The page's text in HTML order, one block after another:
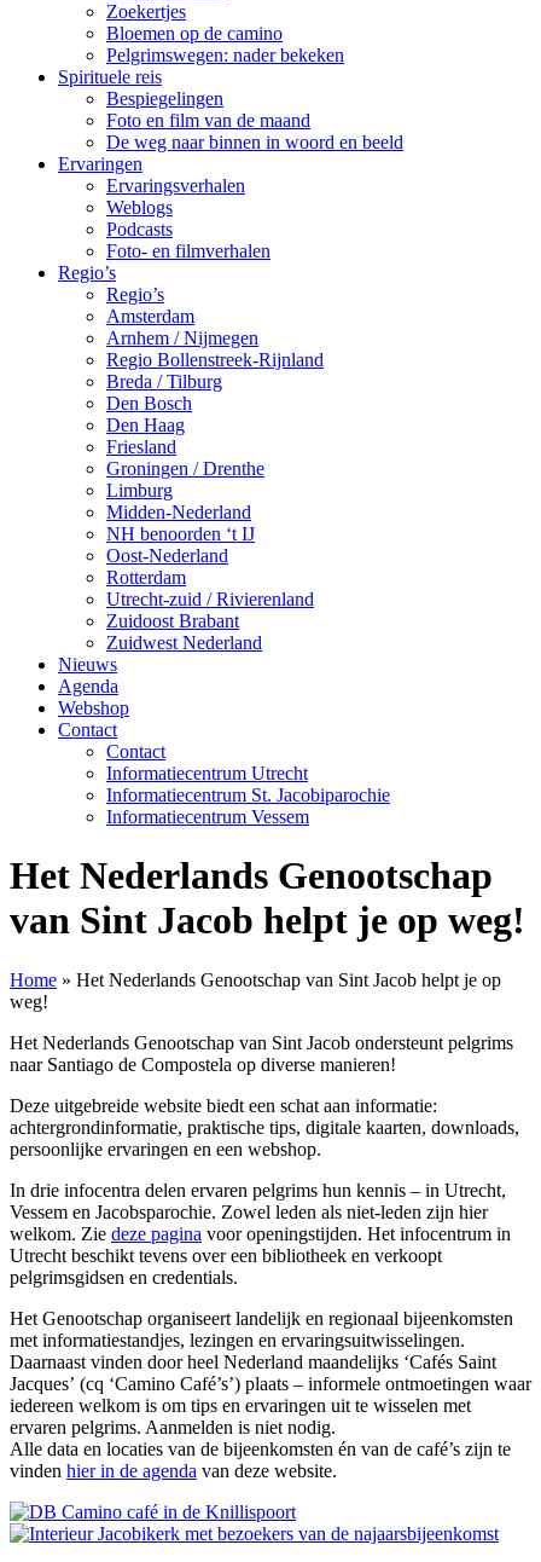
Zoekertjes
Bloemen op de camino
Pelgrimswegen: nader bekeken
Spirituele reis
Bespiegelingen
Foto en film van de maand
De weg naar binnen in woord en beeld
Ervaringen
Ervaringsverhalen
Weblogs
Podcasts
Foto- en filmverhalen
Regio’s
Regio’s
Amsterdam
Arnhem / Nijmegen
Regio Bollenstreek-Rijnland
Breda / Tilburg
Den Bosch
Den Haag
Friesland
Groningen / Drenthe
Limburg
Midden-Nederland
NH benoorden ‘t IJ
Oost-Nederland
Rotterdam
Utrecht-zuid / Rivierenland
Zuidoost Brabant
Zuidwest Nederland
Nieuws
Agenda
Webshop
Contact
Contact
Informatiecentrum Utrecht
Informatiecentrum St. Jacobiparochie
Informatiecentrum Vessem
Het Nederlands Genootschap
van Sint Jacob helpt je op weg!
Home » Het Nederlands Genootschap van Sint Jacob helpt je op
weg!
Het Nederlands Genootschap van Sint Jacob ondersteunt pelgrims
naar Santiago de Compostela op diverse manieren!
Deze uitgebreide website biedt een schat aan informatie:
achtergrondinformatie, praktische tips, digitale kaarten, downloads,
persoonlijke ervaringen en een webshop.
In drie infocentra delen ervaren pelgrims hun kennis – in Utrecht,
Vessem en Jacobsparochie. Zowel leden als niet-leden zijn hier
welkom. Zie deze pagina voor openingstijden. Het infocentrum in
Utrecht beschikt tevens over een bibliotheek en verkoopt
pelgrimsgidsen en credentials.
Het Genootschap organiseert landelijk en regionaal bijeenkomsten
met informatiestandjes, lezingen en ervaringsuitwisselingen.
Daarnaast vinden door heel Nederland maandelijks ‘Cafés Saint
Jacques’ (cq ‘Camino Café’s’) plaats – informele ontmoetingen waar
iedereen welkom is om tips en ervaringen uit te wisselen met
ervaren pelgrims. Aanmelden is niet nodig.
Alle data en locaties van de bijeenkomsten én van de café’s zijn te
vinden hier in de agenda van deze website.